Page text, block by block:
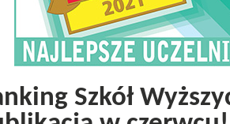
Szkół